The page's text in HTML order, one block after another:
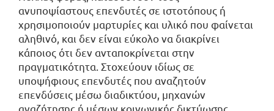
ανυποψίαστους επενδυτές σε ιστοτόπους ή
χρησιμοποιούν μαρτυρίες και υλικό που φαίνεται
αληθινό, και δεν είναι εύκολο να διακρίνει
κάποιος ότι δεν ανταποκρίνεται στην
πραγματικότητα. Στοχεύουν ιδίως σε
υποψήφιους επενδυτές που αναζητούν
επενδύσεις μέσω διαδικτύου, μηχανών
αναζήτησης ή μέσων κοινωνικής δικτύωσης.